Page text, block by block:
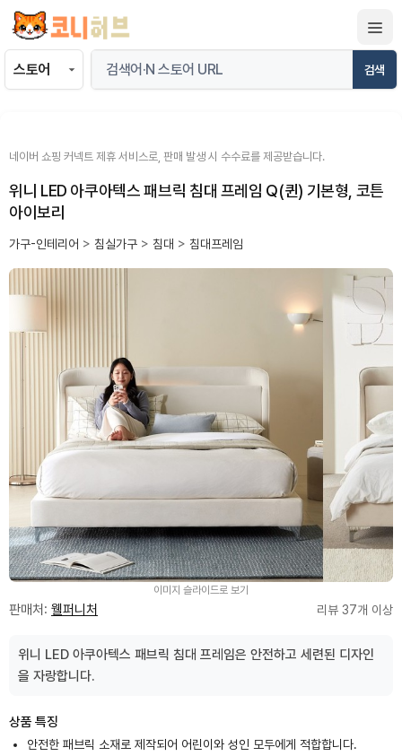
츠
검색
네이버 쇼핑 커넥트 제휴 서비스로, 판매 발생 시 수수료를 제공받습니다.
위니 LED 아쿠아텍스 패브릭 침대 프레임 Q(퀸) 기본형, 코튼
아이보리
가구-인테리어 > 침실가구 > 침대 > 침대프레임
이미지 슬라이드로 보기
판매처: 웰퍼니처 리뷰 37개 이상
위니 LED 아쿠아텍스 패브릭 침대 프레임은 안전하고 세련된 디자인
을 자랑합니다.
상품 특징
안전한 패브릭 소재로 제작되어 어린이와 성인 모두에게 적합합니다.